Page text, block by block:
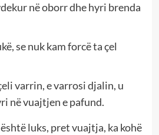
në oborr dhe hyri brenda
se nuk kam forcë ta çel
varrin, e varrosi djalin, u
në vuajtjen e pafund.
luks, pret vuajtja, ka kohë